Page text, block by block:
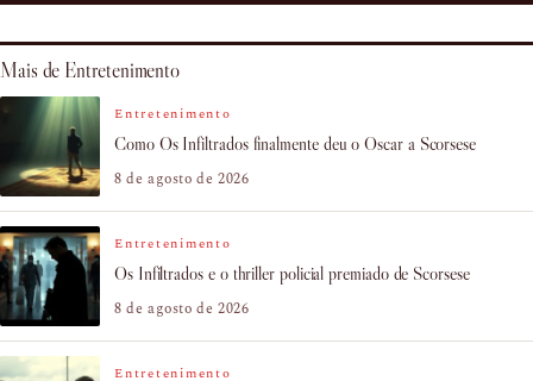
Mais de Entretenimento
Entretenimento
Como Os Infiltrados finalmente deu o Oscar a Scorsese
8 de agosto de 2026
Entretenimento
Os Infiltrados e o thriller policial premiado de Scorsese
8 de agosto de 2026
Entretenimento